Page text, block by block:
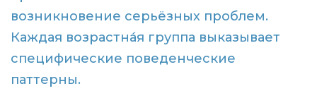
возникновение серьёзных проблем.
Каждая возрастна́я группа выказывает
специфические поведенческие
паттерны.